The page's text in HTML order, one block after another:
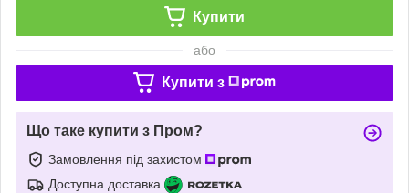
Купити
або
Купити з
Що таке купити з Пром?
Замовлення під захистом
Доступна доставка